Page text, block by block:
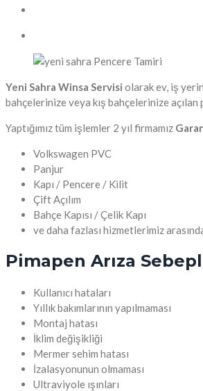
Yeni Sahra Winsa Servisi olarak ev, iş
bahçelerinize veya kış bahçelerinize
Yaptığımız tüm işlemler 2 yıl firmamız
Volkswagen PVC
Panjur
Kapı / Pencere / Kilit
Çift Açılım
Bahçe Kapısı / Çelik Kapı
ve daha fazlası hizmetlerimiz
Pimapen Arıza
Kullanıcı hataları
Yıllık bakımlarının yapılmaması
Montaj hatası
İklim değişikliği
Mermer sehim hatası
İzalasyonunun olmaması
Ultraviyole ışınları